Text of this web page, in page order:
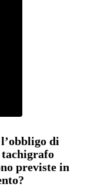
di
previste in